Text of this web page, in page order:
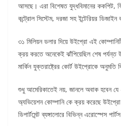
আসছে। এরা বিশেষত যুদ্ধবিমানের ককপিট,
কন্ট্রোল সিস্টেম, দরজা সহ ইন্টেরিয়র ডিজাইন
৩১ মিলিয়ন ডলার দিয়ে উইপ্রো এই
ক্রয় করতে অনেকেই ঝাঁপিয়েছিল শেষ পর্যন্ত
মার্কিন যুক্তরাষ্ট্রের কোর্ট উইপ্রোকে অনুমতি
শুধু আমেরিকাতেই নয়, জানলে অবাক হবেন
অ্যভিয়েশন কোম্পানি কে ক্রয় করেছে
ডিপার্টমেন্ট ব্যঙ্গালোরে বিভিন্ন এরোস্পেস